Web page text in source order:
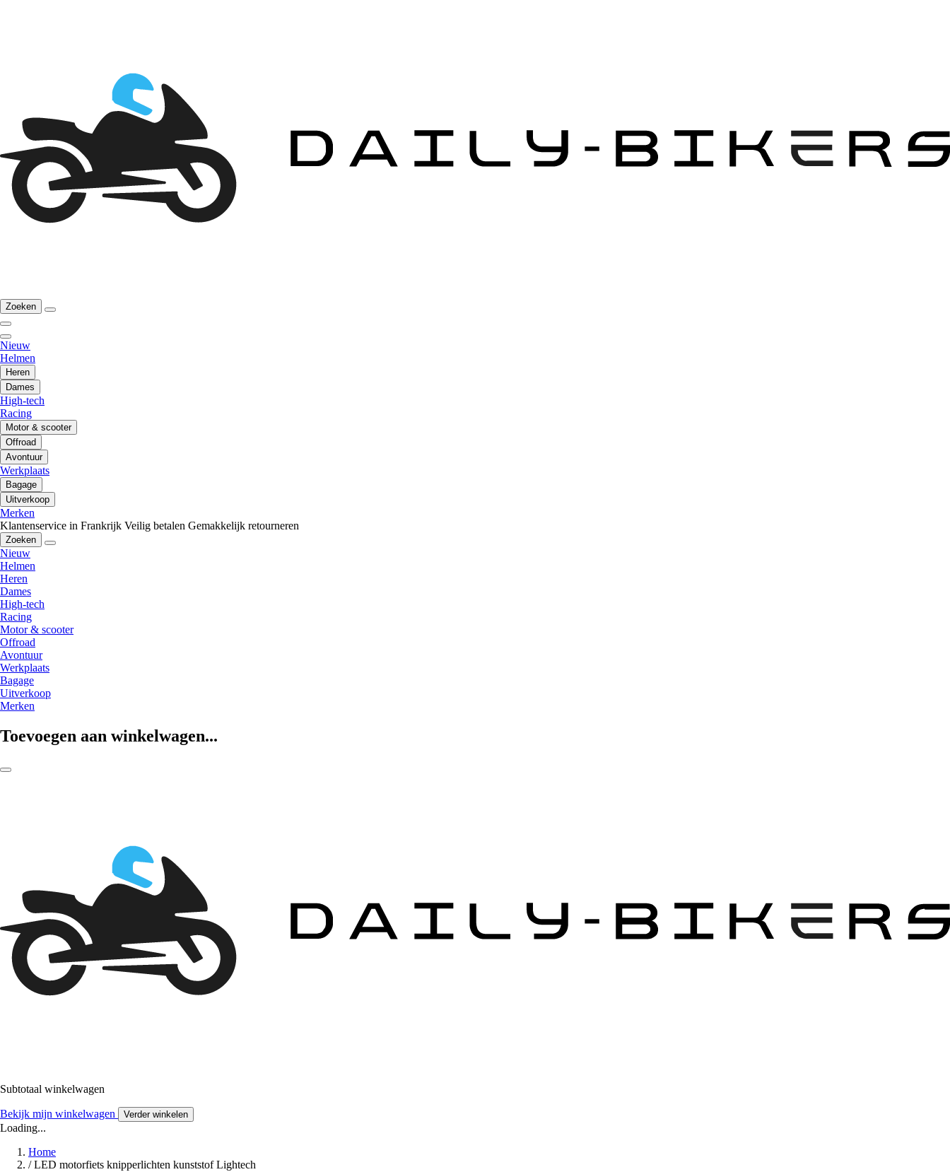
Zoeken
Nieuw
Helmen
Heren
Dames
High-tech
Racing
Motor & scooter
Offroad
Avontuur
Werkplaats
Bagage
Uitverkoop
Merken
Klantenservice in Frankrijk Veilig betalen Gemakkelijk retourneren
Zoeken
Nieuw
Helmen
Heren
Dames
High-tech
Racing
Motor & scooter
Offroad
Avontuur
Werkplaats
Bagage
Uitverkoop
Merken
Toevoegen aan winkelwagen...
Subtotaal winkelwagen
Bekijk mijn winkelwagen Verder winkelen
Loading...
Home
/ LED motorfiets knipperlichten kunststof Lightech